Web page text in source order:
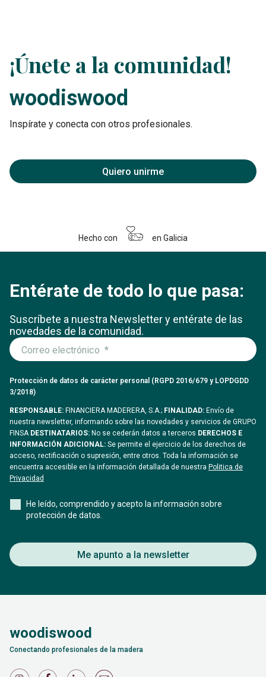
¡Únete a la comunidad!
woodiswood
Inspírate y conecta con otros profesionales.
Quiero unirme
Hecho con en Galicia
Entérate de todo lo que pasa:
Suscríbete a nuestra Newsletter y entérate de las
novedades de la comunidad.
Protección de datos de carácter personal (RGPD 2016/679 y LOPDGDD
3/2018)
RESPONSABLE: FINANCIERA MADERERA, S.A.; FINALIDAD: Envío de
nuestra newsletter, informando sobre las novedades y servicios de GRUPO
FINSADESTINATARIOS: No se cederán datos a terceros DERECHOS E
INFORMACIÓN ADICIONAL: Se permite el ejercicio de los derechos de
acceso, rectificación o supresión, entre otros. Toda la información se
encuentra accesible en la información detallada de nuestra Politica de
Privacidad
He leído, comprendido y acepto la información sobre
protección de datos.
Me apunto a la newsletter
woodiswood
Conectando profesionales de la madera